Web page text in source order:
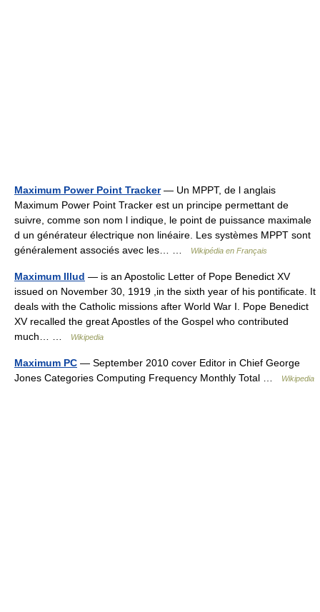
Maximum Power Point Tracker— Un MPPT, de l anglais
Maximum Power Point Tracker est un principe permettant de
suivre, comme son nom l indique, le point de puissance maximale
d un générateur électrique non linéaire. Les systèmes MPPT sont
généralement associés avec les… …
Wikipédia en Français
Maximum Illud — is an Apostolic Letter of Pope Benedict XV
issued on November 30, 1919 ,in the sixth year of his pontificate. It
deals with the Catholic missions after World War I. Pope Benedict
XV recalled the great Apostles of the Gospel who contributed
much… …
Wikipedia
Maximum PC — September 2010 cover Editor in Chief George
Jones Categories Computing Frequency Monthly Total …
Wikipedia